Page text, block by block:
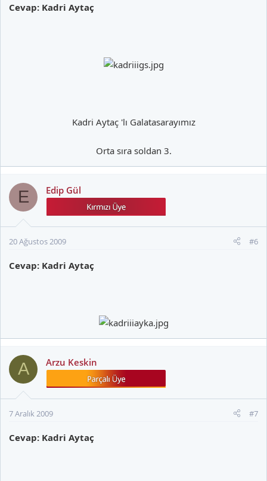
Cevap: Kadri Aytaç
Kadri Aytaç 'lı Galatasarayımız
Orta sıra soldan 3.​
E Edip Gül
20 Ağustos 2009 #6
Cevap: Kadri Aytaç
A Arzu Keskin
7 Aralık 2009 #7
Cevap: Kadri Aytaç